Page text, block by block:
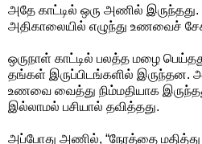
அதே காட்டில் ஒரு அணில் இருந்தது.
அதிகாலையில் எழுந்து உணவைச்
ஒருநாள் காட்டில் பலத்த மழை
தங்கள் இருப்பிடங்களில் இருந்தன.
உணவை வைத்து நிம்மதியாக
இல்லாமல் பசியால் தவித்தது.
அப்போது அணில், “நேரத்தை